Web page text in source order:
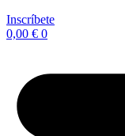
Inscríbete
0,00 € 0